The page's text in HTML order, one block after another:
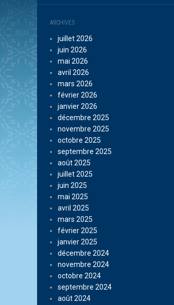
ARCHIVES
juillet 2026
juin 2026
mai 2026
avril 2026
mars 2026
février 2026
janvier 2026
décembre 2025
novembre 2025
octobre 2025
septembre 2025
août 2025
juillet 2025
juin 2025
mai 2025
avril 2025
mars 2025
février 2025
janvier 2025
décembre 2024
novembre 2024
octobre 2024
septembre 2024
août 2024